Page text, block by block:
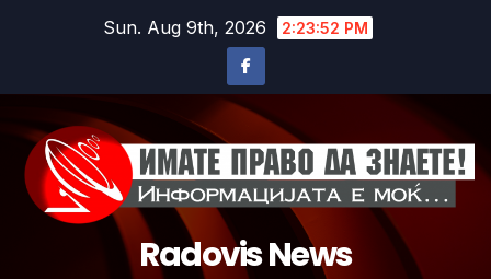
Sun. Aug 9th, 2026 2:23:55 PM
Radovis News